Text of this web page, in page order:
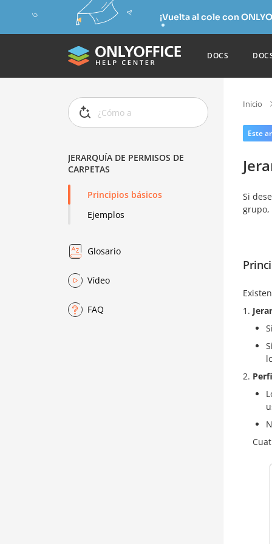
¡Vuelta al cole con
DOCS
JERARQUÍA DE PERMISOS DE
CARPETAS
Principios básicos
Ejemplos
Glosario
Vídeo
FAQ
Inicio
Este
Si
grupo,